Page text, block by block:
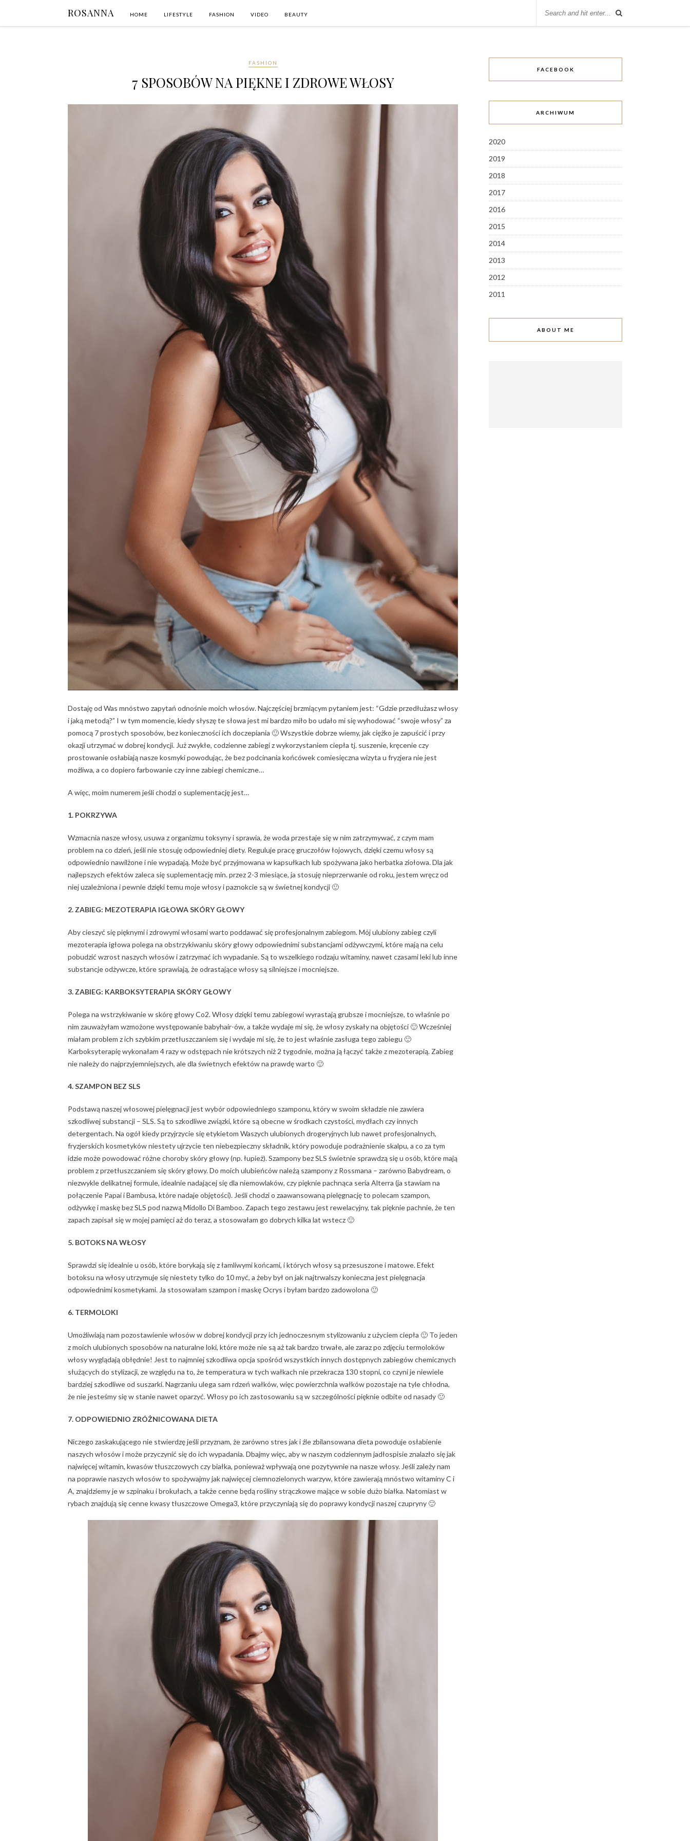
ROSANNA HOME LIFESTYLE FASHION VIDEO BEAUTY
FASHION
7 SPOSOBÓW NA PIĘKNE I ZDROWE WŁOSY
Dostaję od Was mnóstwo zapytań odnośnie moich włosów. Najczęściej brzmiącym pytaniem jest: “Gdzie przedłużasz włosy
i jaką metodą?” I w tym momencie, kiedy słyszę te słowa jest mi bardzo miło bo udało mi się wyhodować “swoje włosy” za
pomocą 7 prostych sposobów, bez konieczności ich doczepiania 🙂 Wszystkie dobrze wiemy, jak ciężko je zapuścić i przy
okazji utrzymać w dobrej kondycji. Już zwykłe, codzienne zabiegi z wykorzystaniem ciepła tj. suszenie, kręcenie czy
prostowanie osłabiają nasze kosmyki powodując, że bez podcinania końcówek comiesięczna wizyta u fryzjera nie jest
możliwa, a co dopiero farbowanie czy inne zabiegi chemiczne…
A więc, moim numerem jeśli chodzi o suplementację jest…
1. POKRZYWA
Wzmacnia nasze włosy, usuwa z organizmu toksyny i sprawia, że woda przestaje się w nim zatrzymywać, z czym mam
problem na co dzień, jeśli nie stosuję odpowiedniej diety. Reguluje pracę gruczołów łojowych, dzięki czemu włosy są
odpowiednio nawilżone i nie wypadają. Może być przyjmowana w kapsułkach lub spożywana jako herbatka ziołowa. Dla jak
najlepszych efektów zaleca się suplementację min. przez 2-3 miesiące, ja stosuję nieprzerwanie od roku, jestem wręcz od
niej uzależniona i pewnie dzięki temu moje włosy i paznokcie są w świetnej kondycji 🙂
2. ZABIEG: MEZOTERAPIA IGŁOWA SKÓRY GŁOWY
Aby cieszyć się pięknymi i zdrowymi włosami warto poddawać się profesjonalnym zabiegom. Mój ulubiony zabieg czyli
mezoterapia igłowa polega na obstrzykiwaniu skóry głowy odpowiednimi substancjami odżywczymi, które mają na celu
pobudzić wzrost naszych włosów i zatrzymać ich wypadanie. Są to wszelkiego rodzaju witaminy, nawet czasami leki lub inne
substancje odżywcze, które sprawiają, że odrastające włosy są silniejsze i mocniejsze.
3. ZABIEG: KARBOKSYTERAPIA SKÓRY GŁOWY
Polega na wstrzykiwanie w skórę głowy Co2. Włosy dzięki temu zabiegowi wyrastają grubsze i mocniejsze, to właśnie po
nim zauważyłam wzmożone występowanie babyhair-ów, a także wydaje mi się, że włosy zyskały na objętości 🙂 Wcześniej
miałam problem z ich szybkim przetłuszczaniem się i wydaje mi się, że to jest właśnie zasługa tego zabiegu 🙂
Karboksyterapię wykonałam 4 razy w odstępach nie krótszych niż 2 tygodnie, można ją łączyć także z mezoterapią. Zabieg
nie należy do najprzyjemniejszych, ale dla świetnych efektów na prawdę warto 🙂
4. SZAMPON BEZ SLS
Podstawą naszej włosowej pielęgnacji jest wybór odpowiedniego szamponu, który w swoim składzie nie zawiera
szkodliwej substancji – SLS. Są to szkodliwe związki, które są obecne w środkach czystości, mydłach czy innych
detergentach. Na ogół kiedy przyjrzycie się etykietom Waszych ulubionych drogeryjnych lub nawet profesjonalnych,
fryzjerskich kosmetyków niestety ujrzycie ten niebezpieczny składnik, który powoduje podrażnienie skalpu, a co za tym
idzie może powodować różne choroby skóry głowy (np. łupież). Szampony bez SLS świetnie sprawdzą się u osób, które mają
problem z przetłuszczaniem się skóry głowy. Do moich ulubieńców należą szampony z Rossmana – zarówno Babydream, o
niezwykle delikatnej formule, idealnie nadającej się dla niemowlaków, czy pięknie pachnąca seria Alterra (ja stawiam na
połączenie Papai i Bambusa, które nadaje objętości). Jeśli chodzi o zaawansowaną pielęgnację to polecam szampon,
odżywkę i maskę bez SLS pod nazwą Midollo Di Bamboo. Zapach tego zestawu jest rewelacyjny, tak pięknie pachnie, że ten
zapach zapisał się w mojej pamięci aż do teraz, a stosowałam go dobrych kilka lat wstecz 🙂
5. BOTOKS NA WŁOSY
Sprawdzi się idealnie u osób, które borykają się z łamliwymi końcami, i których włosy są przesuszone i matowe. Efekt
botoksu na włosy utrzymuje się niestety tylko do 10 myć, a żeby był on jak najtrwalszy konieczna jest pielęgnacja
odpowiednimi kosmetykami. Ja stosowałam szampon i maskę Ocrys i byłam bardzo zadowolona 🙂
6. TERMOLOKI
Umożliwiają nam pozostawienie włosów w dobrej kondycji przy ich jednoczesnym stylizowaniu z użyciem ciepła 🙂 To jeden
z moich ulubionych sposobów na naturalne loki, które może nie są aż tak bardzo trwałe, ale zaraz po zdjęciu termoloków
włosy wyglądają obłędnie! Jest to najmniej szkodliwa opcja spośród wszystkich innych dostępnych zabiegów chemicznych
służących do stylizacji, ze względu na to, że temperatura w tych wałkach nie przekracza 130 stopni, co czyni je niewiele
bardziej szkodliwe od suszarki. Nagrzaniu ulega sam rdzeń wałków, więc powierzchnia wałków pozostaje na tyle chłodna,
że nie jesteśmy się w stanie nawet oparzyć. Włosy po ich zastosowaniu są w szczególności pięknie odbite od nasady 🙂
7. ODPOWIEDNIO ZRÓŻNICOWANA DIETA
Niczego zaskakującego nie stwierdzę jeśli przyznam, że zarówno stres jak i źle zbilansowana dieta powoduje osłabienie
naszych włosów i może przyczynić się do ich wypadania. Dbajmy więc, aby w naszym codziennym jadłospisie znalazło się jak
najwięcej witamin, kwasów tłuszczowych czy białka, ponieważ wpływają one pozytywnie na nasze włosy. Jeśli zależy nam
na poprawie naszych włosów to spożywajmy jak najwięcej ciemnozielonych warzyw, które zawierają mnóstwo witaminy C i
A, znajdziemy je w szpinaku i brokułach, a także cenne będą rośliny strączkowe mające w sobie dużo białka. Natomiast w
rybach znajdują się cenne kwasy tłuszczowe Omega3, które przyczyniają się do poprawy kondycji naszej czupryny 🙂
FACEBOOK
ARCHIWUM
2020
2019
2018
2017
2016
2015
2014
2013
2012
2011
ABOUT ME